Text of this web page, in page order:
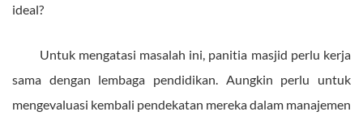
ideal?
Untuk mengatasi masalah ini, panitia masjid perlu kerja
sama dengan lembaga pendidikan. Aungkin perlu untuk
mengevaluasi kembali pendekatan mereka dalam manajemen